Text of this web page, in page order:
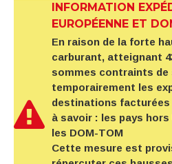
INFORMATION
EUROPÉENNE ET
En raison de la forte
carburant, atteignant
sommes contraints de
temporairement les
destinations facturées
à savoir : les pays
les DOM-TOM
Cette mesure est